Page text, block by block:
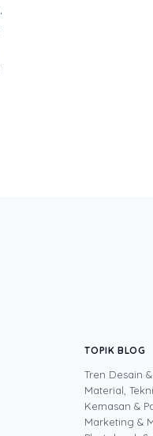
.
TOPIK BLOG
Tren Desain
Material,
Kemasan &
Marketing &